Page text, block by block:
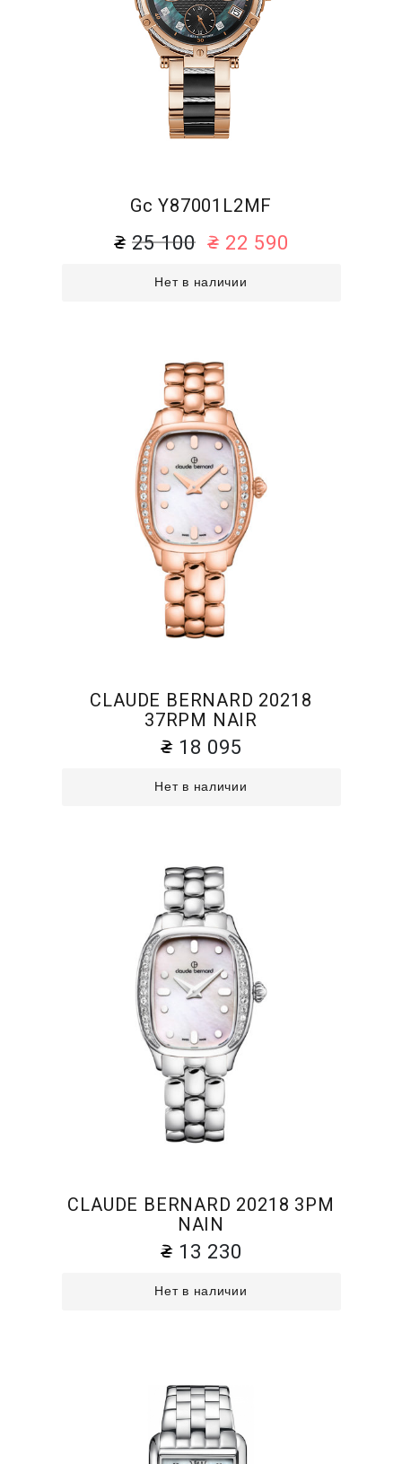
Gc Y87001L2MF
25 100 22 590
Нет в наличии
CLAUDE BERNARD 20218
37RPM NAIR
18 095
Нет в наличии
CLAUDE BERNARD 20218 3PM
NAIN
13 230
Нет в наличии